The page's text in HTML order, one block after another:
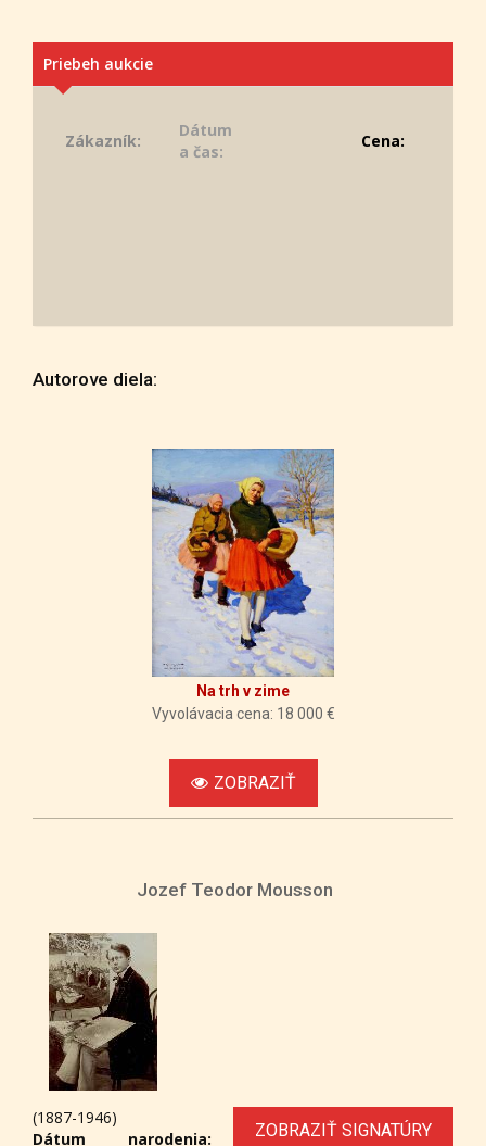
Priebeh aukcie
Zákazník:
Dátum
a čas:
Cena:
Autorove diela:
Na trh v zime
Vyvolávacia cena: 18 000 €
ZOBRAZIŤ
Jozef Teodor Mousson
ZOBRAZIŤ SIGNATÚRY
(1887-1946)
Dátum narodenia: